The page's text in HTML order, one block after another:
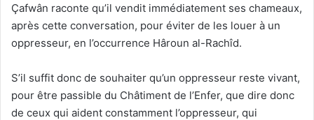
Çafwân raconte qu’il vendit immédiatement ses chameaux,
après cette conversation, pour éviter de les louer à un
oppresseur, en l’occurrence Hâroun al-Rachîd.
S’il suffit donc de souhaiter qu’un oppresseur reste vivant,
pour être passible du Châtiment de l’Enfer, que dire donc
de ceux qui aident constamment l’oppresseur, qui